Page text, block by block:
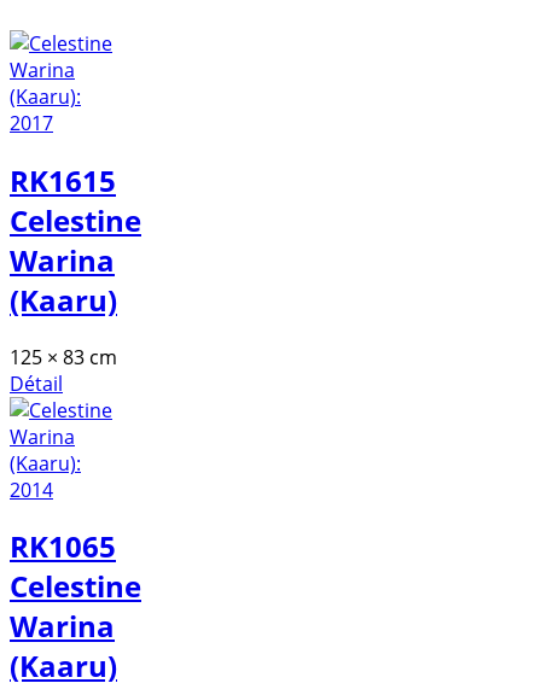
RK1615
Celestine
Warina
(Kaaru)
125 × 83 cm
Détail
RK1065
Celestine
Warina
(Kaaru)